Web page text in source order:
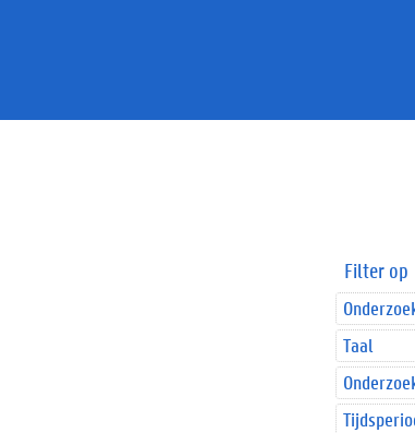
Filter op
Taal